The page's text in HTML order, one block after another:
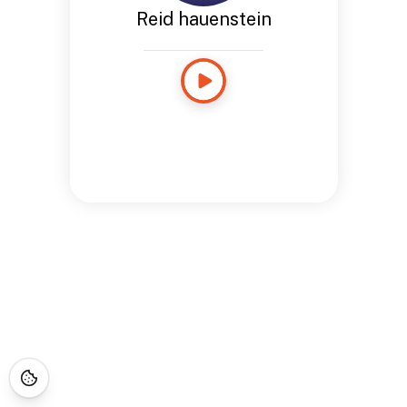
Reid hauenstein